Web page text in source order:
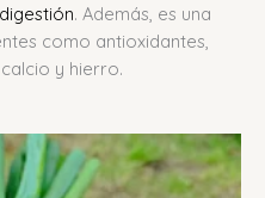
. Además, es una
como antioxidantes,
y hierro.